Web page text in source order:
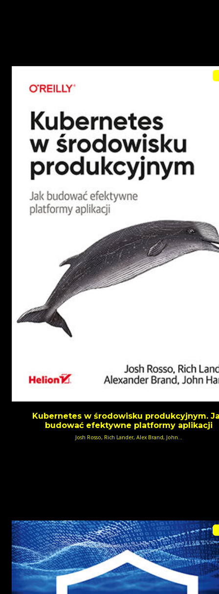
Kubernetes w środowisku produkcyjnym.
budować efektywne platformy aplikacji
Josh Rosso, Rich Lander, Alex Brand, John...